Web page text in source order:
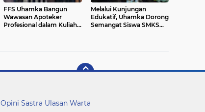
FFS Uhamka Bangun
Wawasan Apoteker
Profesional dalam Kuliah
Melalui Kunjungan
Edukatif, Uhamka Dorong
Semangat Siswa SMKS
Opini Sastra Ulasan Warta